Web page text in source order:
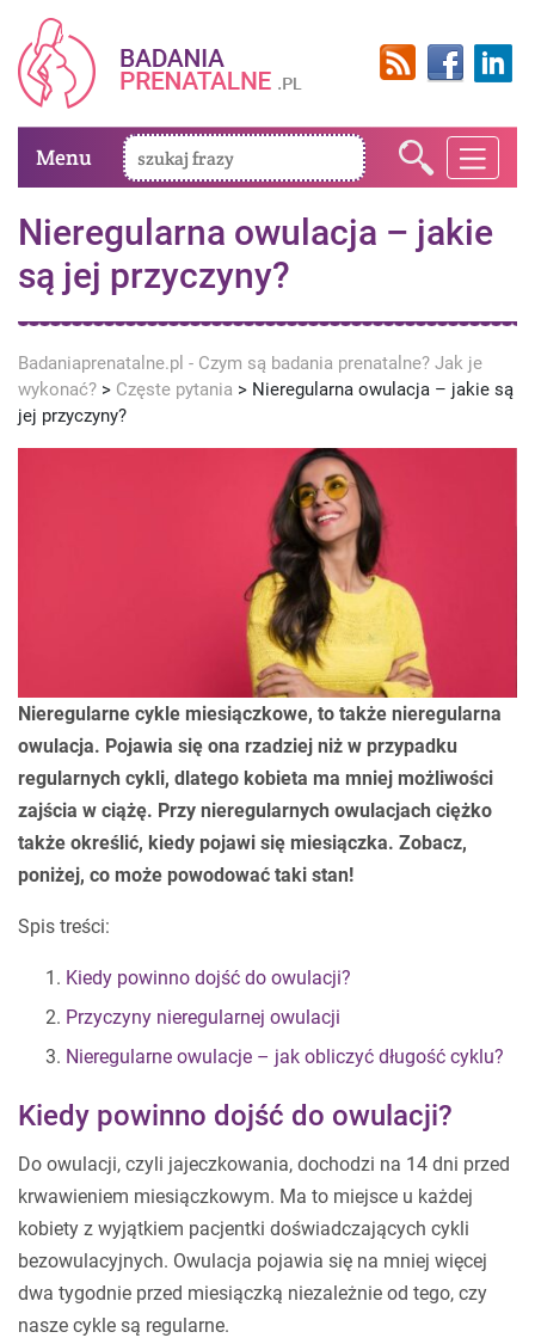
Menu
Nieregularna owulacja – jakie
są jej przyczyny?
Badaniaprenatalne.pl - Czym są badania prenatalne? Jak je
wykonać? > Częste pytania > Nieregularna owulacja – jakie są
jej przyczyny?
Nieregularne cykle miesiączkowe, to także nieregularna
owulacja. Pojawia się ona rzadziej niż w przypadku
regularnych cykli, dlatego kobieta ma mniej możliwości
zajścia w ciążę. Przy nieregularnych owulacjach ciężko
także określić, kiedy pojawi się miesiączka. Zobacz,
poniżej, co może powodować taki stan!
Spis treści:
Kiedy powinno dojść do owulacji?
Przyczyny nieregularnej owulacji
Nieregularne owulacje – jak obliczyć długość cyklu?
Kiedy powinno dojść do owulacji?
Do owulacji, czyli jajeczkowania, dochodzi na 14 dni przed
krwawieniem miesiączkowym. Ma to miejsce u każdej
kobiety z wyjątkiem pacjentki doświadczających cykli
bezowulacyjnych. Owulacja pojawia się na mniej więcej
dwa tygodnie przed miesiączką niezależnie od tego, czy
nasze cykle są regularne.